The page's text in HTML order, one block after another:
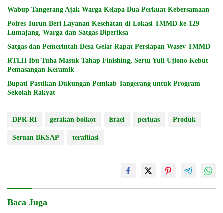
Wabup Tangerang Ajak Warga Kelapa Dua Perkuat Kebersamaan
Polres Turun Beri Layanan Kesehatan di Lokasi TMMD ke-129
Lumajang, Warga dan Satgas Diperiksa
Satgas dan Pemerintah Desa Gelar Rapat Persiapan Wasev TMMD
RTLH Ibu Tuha Masuk Tahap Finishing, Sertu Yuli Ujiono Kebut
Pemasangan Keramik
Bupati Pastikan Dukungan Pemkab Tangerang untuk Program
Sekolah Rakyat
DPR-RI gerakan boikot Israel perluas Produk
Seruan BKSAP terafiiasi
Baca Juga